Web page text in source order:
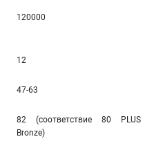
120000
12
47-63
82 (соответствие 80 PLUS
Bronze)